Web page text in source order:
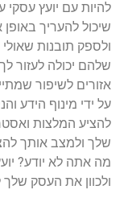
להיות עם יועץ עסקי
שיכול להעריך
ולספק תובנות
שלהם יכולה לעזור
אזורים לשיפור
על ידי מינוף הידע
להציע המלצות
שלך ולמצב אותך
מה אתה לא יודע?
ולכוון את העסק